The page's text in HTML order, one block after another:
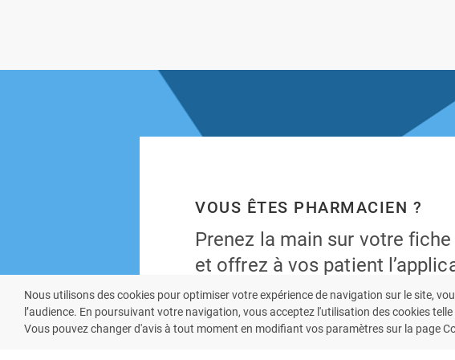
VOUS ÊTES PHARMACIEN ?
Prenez la main sur votre
et offrez à vos patient
mobile de votre pharmacie.
Rejoignez notre dispositif et bénéficiez de
de mise en relation avec vos patients.
Nous utilisons des cookies pour optimiser votre expérience de navigation sur le site,
l’audience. En poursuivant votre navigation, vous acceptez l'utilisation des cookies
Vous pouvez changer d'avis à tout moment en modifiant vos paramètres sur la page